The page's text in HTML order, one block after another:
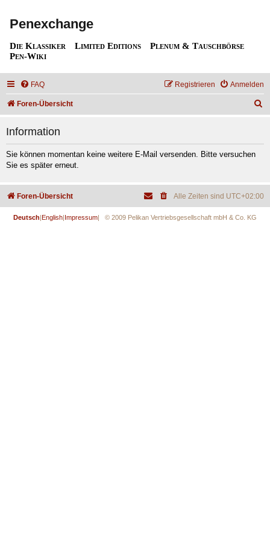
Penexchange
Die Klassiker Limited Editions
Plenum & Tauschbörse
Pen-Wiki
FAQ Anmelden
Registrieren
Foren-Übersicht
Information
Sie können momentan keine weitere E-Mail versenden. Bitte versuchen
Sie es später erneut.
Foren-Übersicht Alle Zeiten sind UTC+02:00
Deutsch|English|Impressum| © 2009 Pelikan Vertriebsgesellschaft mbH & Co. KG